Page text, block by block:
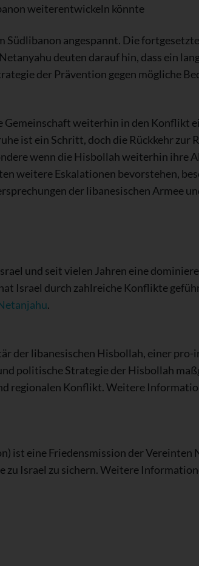
weiterentwickeln könnte
angespannt. Die
deuten darauf hin, dass ein
der Prävention gegen mögliche
weiterhin in den Konflikt
ist ein Schritt, doch die Rückkehr zur
wenn die Hisbollah weiterhin ihre
weitere Eskalationen bevorstehen,
der libanesischen Armee
und seit vielen Jahren eine
Israel durch zahlreiche Konflikte
.
der libanesischen Hisbollah, einer
politische Strategie der Hisbollah
regionalen Konflikt. Weitere
ist eine Friedensmission der Vereinten
zu Israel zu sichern. Weitere